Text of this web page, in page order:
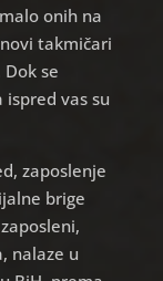
onih na
takmičari
se
vas su
zaposlenje
brige
nalaze u